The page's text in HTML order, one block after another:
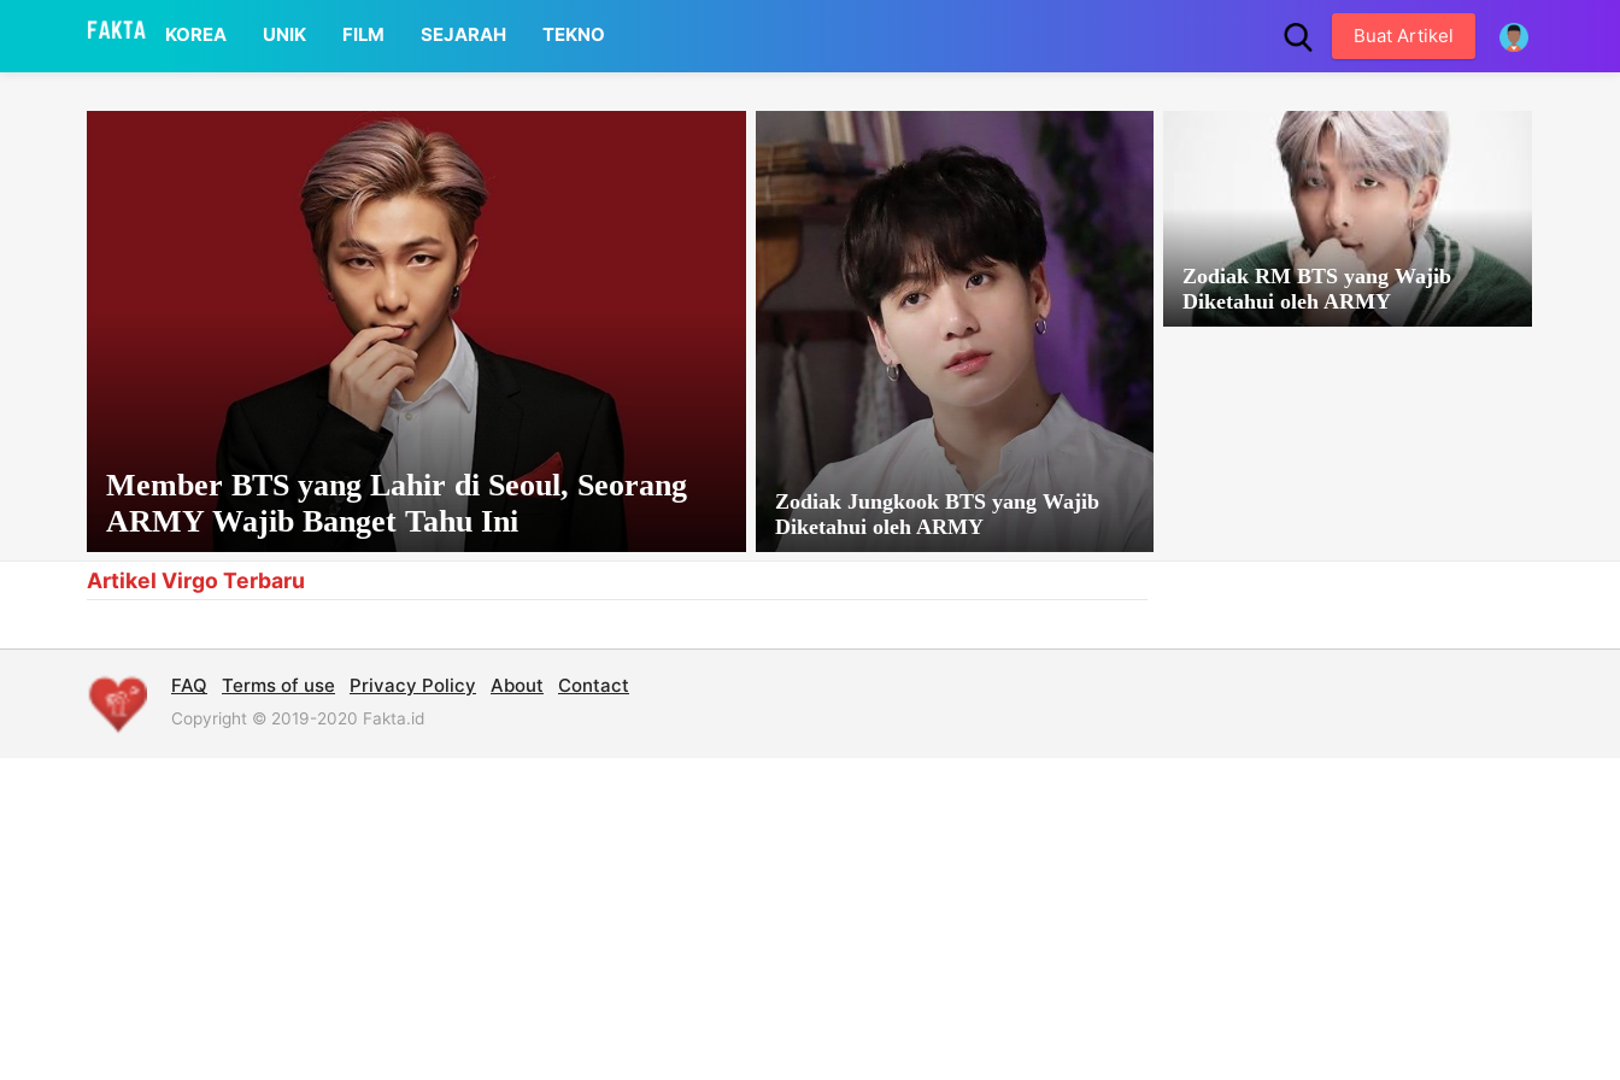
KOREA UNIK FILM SEJARAH TEKNO Buat Artikel
Member BTS yang Lahir di Seoul, Seorang
ARMY Wajib Banget Tahu Ini
Zodiak Jungkook BTS yang Wajib
Diketahui oleh ARMY
Zodiak RM BTS yang Wajib
Diketahui oleh ARMY
Artikel Virgo Terbaru
FAQ Terms of use Privacy Policy About Contact
Copyright © 2019-2020 Fakta.id